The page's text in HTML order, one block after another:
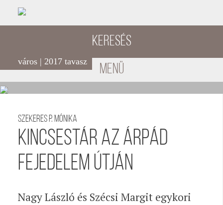
Keresés
menü
város | 2017 tavasz
Szekeres P. Mónika
Kincsestár az Árpád
fejedelem útján
Nagy László és Szécsi Margit egykori